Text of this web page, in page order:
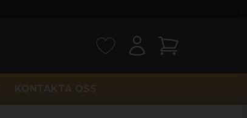
KONTAKTA OSS